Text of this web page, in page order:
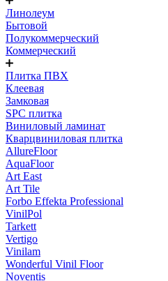
Линолеум
Бытовой
Полукоммерческий
Коммерческий
Плитка ПВХ
Клеевая
Замковая
SPC плитка
Виниловый ламинат
Кварцвиниловая плитка
AllureFloor
AquaFloor
Art East
Art Tile
Forbo Effekta Professional
VinilPol
Tarkett
Vertigo
Vinilam
Wonderful Vinil Floor
Noventis